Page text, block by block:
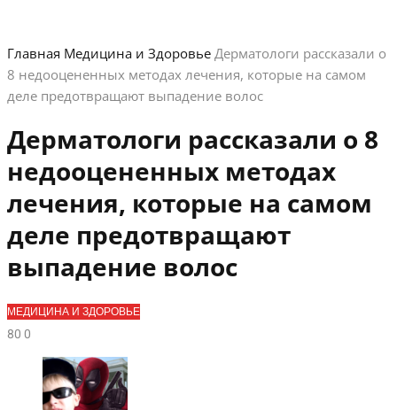
Главная Медицина и Здоровье Дерматологи рассказали о
8 недооцененных методах лечения, которые на самом
деле предотвращают выпадение волос
Дерматологи рассказали о 8
недооцененных методах
лечения, которые на самом
деле предотвращают
выпадение волос
МЕДИЦИНА И ЗДОРОВЬЕ
800